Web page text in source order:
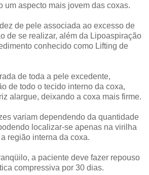
um aspecto mais jovem das coxas.
de pele associada ao excesso de
de se realizar, além da Lipoaspiração
conhecido como Lifting de
de toda a pele excedente,
de todo o tecido interno da coxa,
alargue, deixando a coxa mais firme.
variam dependendo da quantidade
localizar-se apenas na virilha
região interna da coxa.
a paciente deve fazer repouso
compressiva por 30 dias.